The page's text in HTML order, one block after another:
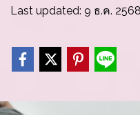
Last updated: 9 ธ.ค. 2568